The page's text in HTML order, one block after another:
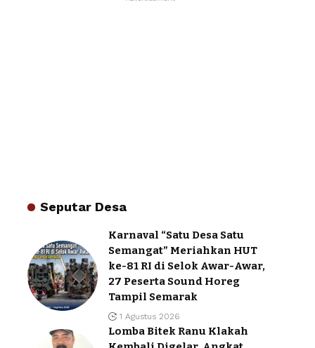
Seputar Desa
Karnaval “Satu Desa Satu
Semangat” Meriahkan HUT
ke-81 RI di Selok Awar-Awar,
27 Peserta Sound Horeg
Tampil Semarak
1 Agustus 2026
Lomba Bitek Ranu Klakah